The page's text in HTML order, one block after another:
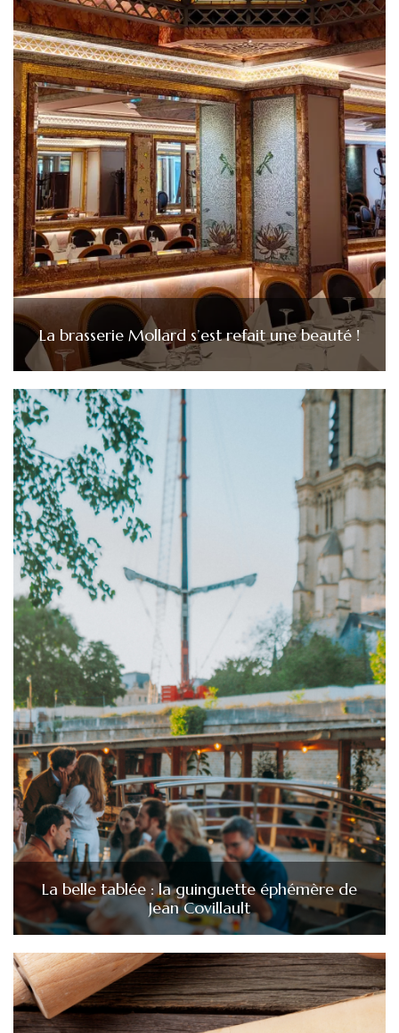
La brasserie Mollard s’est refait une beauté !
La belle tablée : la guinguette éphémère de
Jean Covillault